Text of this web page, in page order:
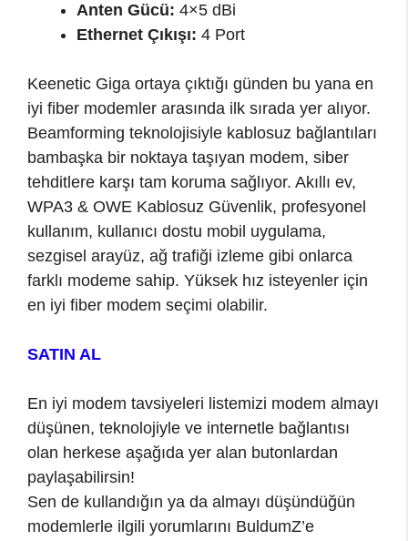
Anten Gücü: 4×5 dBi
Ethernet Çıkışı: 4 Port
Keenetic Giga ortaya çıktığı günden bu yana en
iyi fiber modemler arasında ilk sırada yer alıyor.
Beamforming teknolojisiyle kablosuz bağlantıları
bambaşka bir noktaya taşıyan modem, siber
tehditlere karşı tam koruma sağlıyor. Akıllı ev,
WPA3 & OWE Kablosuz Güvenlik, profesyonel
kullanım, kullanıcı dostu mobil uygulama,
sezgisel arayüz, ağ trafiği izleme gibi onlarca
farklı modeme sahip. Yüksek hız isteyenler için
en iyi fiber modem seçimi olabilir.
SATIN AL
En iyi modem tavsiyeleri listemizi modem almayı
düşünen, teknolojiyle ve internetle bağlantısı
olan herkese aşağıda yer alan butonlardan
paylaşabilirsin!
Sen de kullandığın ya da almayı düşündüğün
modemlerle ilgili yorumlarını BuldumZ’e